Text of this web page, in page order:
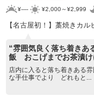
¥---- ¥2,000～¥2,999
【名古屋初！】藁焼きカ
“雰囲気良く落ち着き
飯 おこげまでお茶漬け
店内に入ると落ち着きある
な手仕事でより どれもと...